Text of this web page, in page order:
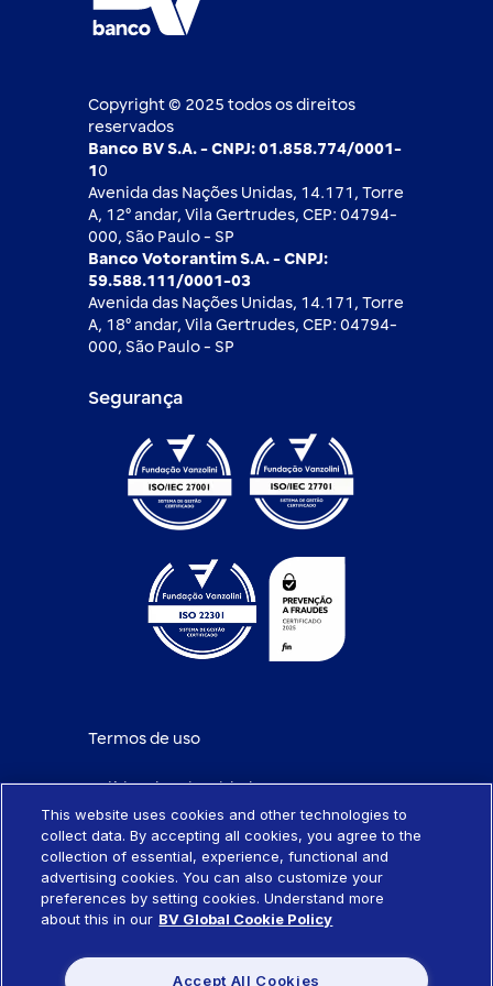
Câmbio e Comércio exterior
Notícias Econômicas
2ª via de boleto
Copyright © 2025 todos os direitos
reservados
Banco BV S.A. - CNPJ: 01.858.774/0001-
1 0
Avenida das Nações Unidas, 14.171, Torre
A, 12⁰ andar, Vila Gertrudes, CEP: 04794-
000, São Paulo - SP
Banco Votorantim S.A. - CNPJ:
59.588.111/0001-03
Avenida das Nações Unidas, 14.171, Torre
A, 18⁰ andar, Vila Gertrudes, CEP: 04794-
000, São Paulo - SP
Segurança
Termos de uso
Política de privacidade
Política de cookies
Portabilidade de empréstimo
This website uses cookies and other technologies to
collect data. By accepting all cookies, you agree to the
collection of essential, experience, functional and
advertising cookies. You can also customize your
preferences by setting cookies. Understand more
about this in our BV Global Cookie Policy
Accept All Cookies